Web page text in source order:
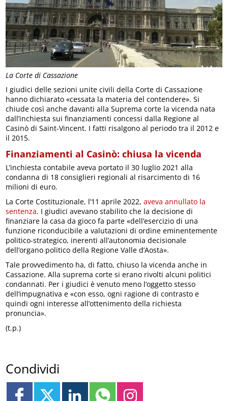
La Corte di Cassazione
I giudici delle sezioni unite civili della Corte di Cassazione
hanno dichiarato «cessata la materia del contendere». Si
chiude così anche davanti alla Suprema corte la vicenda nata
dall’inchiesta sui finanziamenti concessi dalla Regione al
Casinò di Saint-Vincent. I fatti risalgono al periodo tra il 2012 e
il 2015.
Finanziamenti al Casinò: chiusa la vicenda
L’inchiesta contabile aveva portato il 30 luglio 2021 alla
condanna di 18 consiglieri regionali al risarcimento di 16
milioni di euro.
La Corte Costituzionale, l’11 aprile 2022,aveva annullato la
sentenza. I giudici avevano stabilito che la decisione di
finanziare la casa da gioco fa parte «dell’esercizio di una
funzione riconducibile a valutazioni di ordine eminentemente
politico-strategico, inerenti all’autonomia decisionale
dell’organo politico della Regione Valle d’Aosta».
Tale provvedimento ha, di fatto, chiuso la vicenda anche in
Cassazione. Alla suprema corte si erano rivolti alcuni politici
condannati. Per i giudici è venuto meno l’oggetto stesso
dell’impugnativa e «con esso, ogni ragione di contrasto e
quindi ogni interesse all’ottenimento della richiesta
pronuncia».
(t.p.)
Condividi